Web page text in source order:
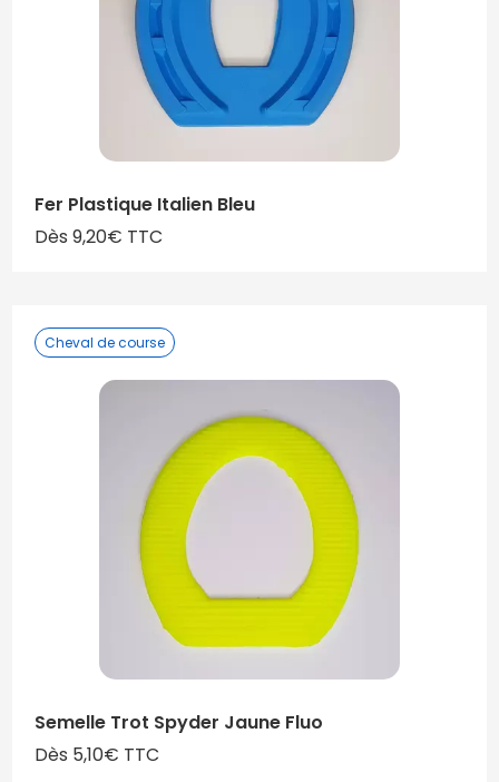
Fer Plastique Italien Bleu
Dès 9,20€ TTC
Cheval de course
Semelle Trot Spyder Jaune Fluo
Dès 5,10€ TTC